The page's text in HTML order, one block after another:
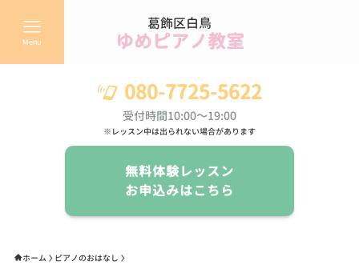
葛飾区白鳥
ゆめピアノ教室
Menu
080-7725-5622
受付時間10:00～19:00
※レッスン中は出られない場合があります
無料体験レッスン
お申込みはこちら
ホーム ピアノのおはなし